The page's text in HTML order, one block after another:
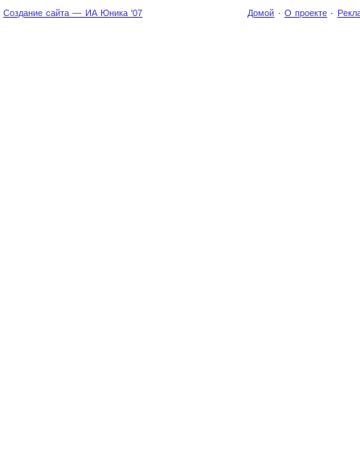
Создание сайта — ИА Юника '07 Домой · О проекте ·